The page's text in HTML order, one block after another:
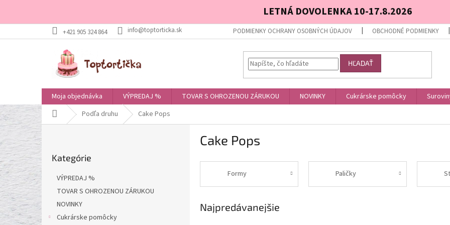
LETNÁ DOVOLENKA 10-17.8.2026
na
+421 905 324 864 PODMIENKY OCHRANY OSOBNÝCH ÚDAJOV OBCHODNÉ PODMIENKY
HĽADAŤ
Moja objednávka VÝPREDAJ % TOVAR S OHROZENOU ZÁRUKOU NOVINKY Cukrárske pomôcky
DomovPodľa druhu Cake Pops
o
ý
e
kategórie
Kategórie
VÝPREDAJ %
TOVAR S OHROZENOU ZÁRUKOU
NOVINKY
Cukrárske pomôcky
Cake Pops
Formy Paličky
Najpredávanejšie